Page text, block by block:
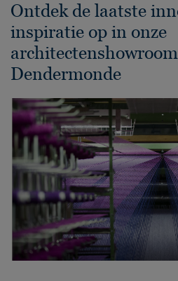
Ontdek de laatste
inspiratie op in onze
Dendermonde